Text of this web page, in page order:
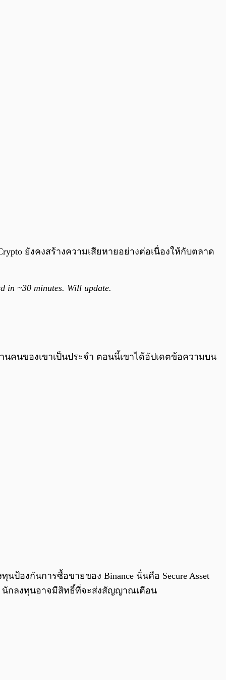
0:00 / 0:00
ยังคงสร้างความเสียหายอย่างต่อเนื่องให้กับตลาด
in ~30 minutes. Will update.
นคนของเขาเป็นประจำ ตอนนี้เขาได้อัปเดตข้อความบน
ป้องกันการซื้อขายของ Binance นั่นคือ Secure Asset
นักลงทุนอาจมีสิทธิ์ที่จะส่งสัญญาณเตือน